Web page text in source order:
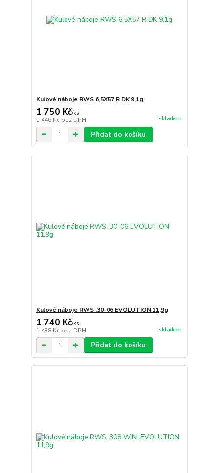
Kulové náboje RWS 6,5X57 R DK 9,1g
1 750 Kč/ks
1 446 Kč bez DPH skladem
Přidat do košíku
Kulové náboje RWS .30-06 EVOLUTION 11,9g
1 740 Kč/ks
1 438 Kč bez DPH skladem
Přidat do košíku